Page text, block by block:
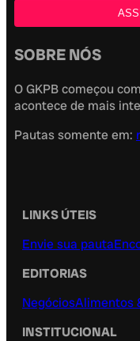
SOBRE NÓS
O GKPB começou
acontece de mais
Pautas somente em:
LINKS ÚTEIS
Envie sua pauta
EDITORIAS
NegóciosAlimentos
INSTITUCIONAL